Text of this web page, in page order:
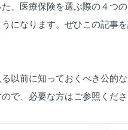
、医療保険を選ぶ際の４つ
になります。ぜひこの記事
以前に知っておくべき公的
で、必要な方はご参照くださ